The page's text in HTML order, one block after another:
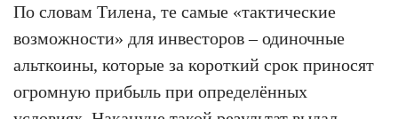
По словам Тилена, те самые «тактические
возможности» для инвесторов – одиночные
альткоины, которые за короткий срок приносят
огромную прибыль при определённых